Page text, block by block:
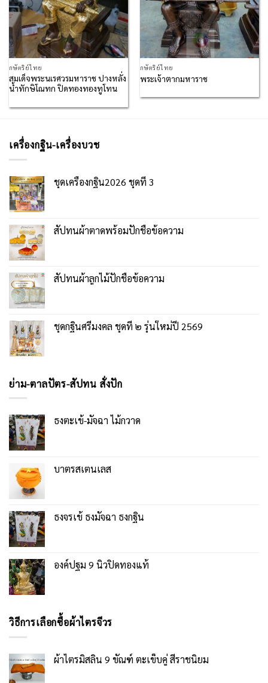
กษัตริย์ไทย
สมเด็จพระนเรศวรมหาราช ปางหลั่ง
น้ำทักษิโณทก ปิดทองทองทูโทน
กษัตริย์ไทย
พระเจ้าตากมหาราช
เครื่องกฐิน-เครื่องบวช
ชุดเครื่องกฐิน2026 ชุดที่ 3
สัปทนผ้าตาดพร้อมปักชื่อข้อความ
สัปทนผ้าลูกไม้ปักชื่อข้อความ
ชุดกฐินศรีมงคล ชุดที่ ๒ รุ่นใหม่ปี 2569
ย่าม-ตาลปัตร-สัปทน สั่งปัก
ธงตะเข้-มัจฉา ไม้กวาด
บาตรสเตนเลส
ธงจรเข้ ธงมัจฉา ธงกฐิน
องค์ปฐม 9 นิ้วปิดทองแท้
วิธีการเลือกซื้อผ้าไตรจีวร
ผ้าไตรมิสลิน 9 ขัณฑ์ ตะเข็บคู่ สีราชนิยม